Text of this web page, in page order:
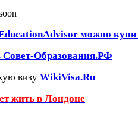
можно
Совет-Образования.РФ
визу WikiVisa.Ru
жить в Лондоне